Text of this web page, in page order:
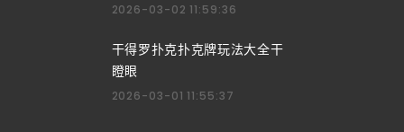
2026-03-02 11:59:36
干得罗扑克扑克牌玩法大全干
瞪眼
2026-03-01 11:55:37